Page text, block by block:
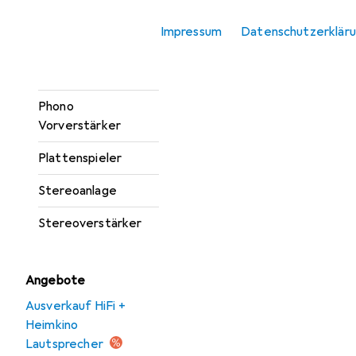
Impressum
Phono
Vorverstärker
Plattenspieler
Stereoanlage
Stereoverstärker
Angebote
Ausverkauf HiFi +
Heimkino
Lautsprecher